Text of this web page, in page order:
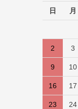
日
月
2 3
9 10
16 17
23 24